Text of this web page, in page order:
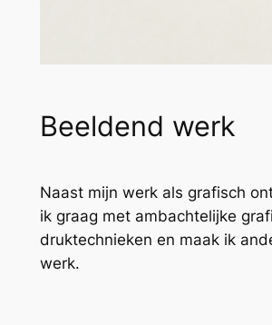
Beeldend werk
Naast mijn werk als grafisch
ik graag met ambachtelijke
druktechnieken en maak ik
werk.